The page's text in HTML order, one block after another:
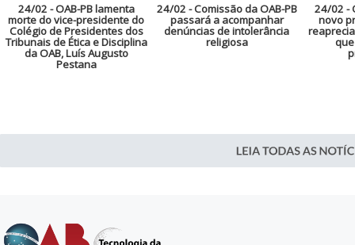
24/02 - OAB-PB lamenta
morte do vice-presidente do
Colégio de Presidentes dos
Tribunais de Ética e Disciplina
da OAB, Luís Augusto
Pestana
24/02 - Comissão da OAB-PB
passará a acompanhar
denúncias de intolerância
religiosa
24/02 -
novo